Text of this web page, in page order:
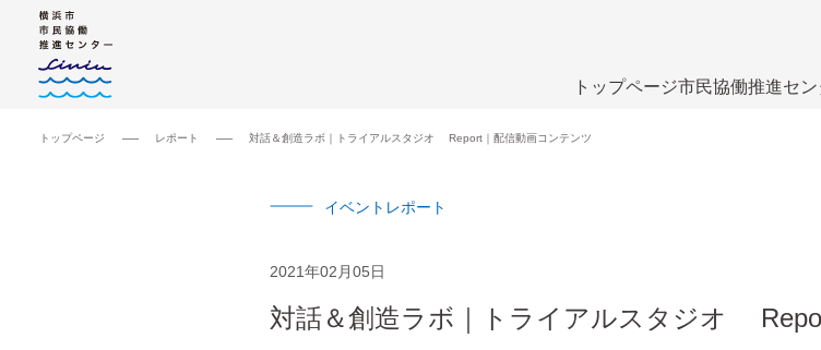
トップページ市民協働推進セ
トップページ レポート 対話＆創造ラボ｜トライアルスタジオ Report｜配信動画コンテンツ
イベントレポート
2021年02月05日
対話＆創造ラボ｜トライアルスタジオ